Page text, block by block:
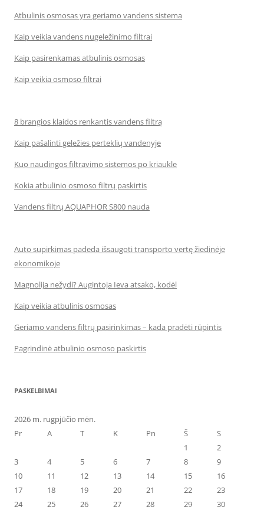
Atbulinis osmosas yra geriamo vandens sistema
Kaip veikia vandens nugeležinimo filtrai
Kaip pasirenkamas atbulinis osmosas
Kaip veikia osmoso filtrai
8 brangios klaidos renkantis vandens filtrą
Kaip pašalinti geležies perteklių vandenyje
Kuo naudingos filtravimo sistemos po kriaukle
Kokia atbulinio osmoso filtrų paskirtis
Vandens filtrų AQUAPHOR S800 nauda
Auto supirkimas padeda išsaugoti transporto vertę žiedinėje
ekonomikoje
Magnolija nežydi? Augintoja Ieva atsako, kodėl
Kaip veikia atbulinis osmosas
Geriamo vandens filtrų pasirinkimas – kada pradėti rūpintis
Pagrindinė atbulinio osmoso paskirtis
PASKELBIMAI
2026 m. rugpjūčio mėn.
Pr
A T K Pn Š
S
1
2
3
4 5 6 7 8
9
10
11 12 13 14 15
16
17
18 19 20 21 22
23
24
25 26 27 28 29
30